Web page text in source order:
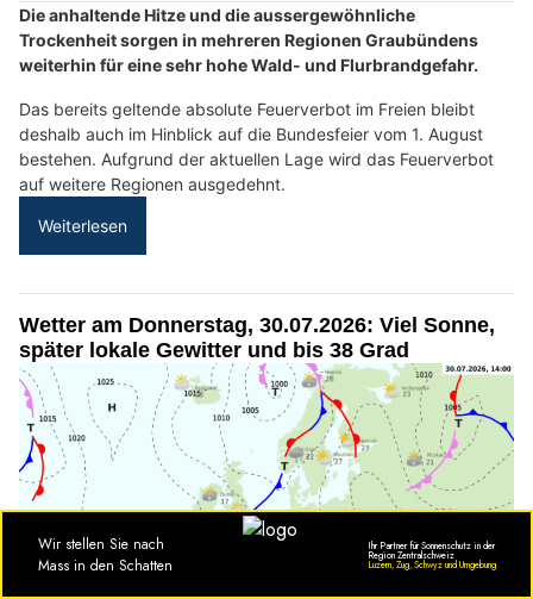
Die anhaltende Hitze und die aussergewöhnliche
Trockenheit sorgen in mehreren Regionen Graubündens
weiterhin für eine sehr hohe Wald- und Flurbrandgefahr.
Das bereits geltende absolute Feuerverbot im Freien bleibt
deshalb auch im Hinblick auf die Bundesfeier vom 1. August
bestehen. Aufgrund der aktuellen Lage wird das Feuerverbot
auf weitere Regionen ausgedehnt.
Weiterlesen
Wetter am Donnerstag, 30.07.2026: Viel Sonne,
später lokale Gewitter und bis 38 Grad